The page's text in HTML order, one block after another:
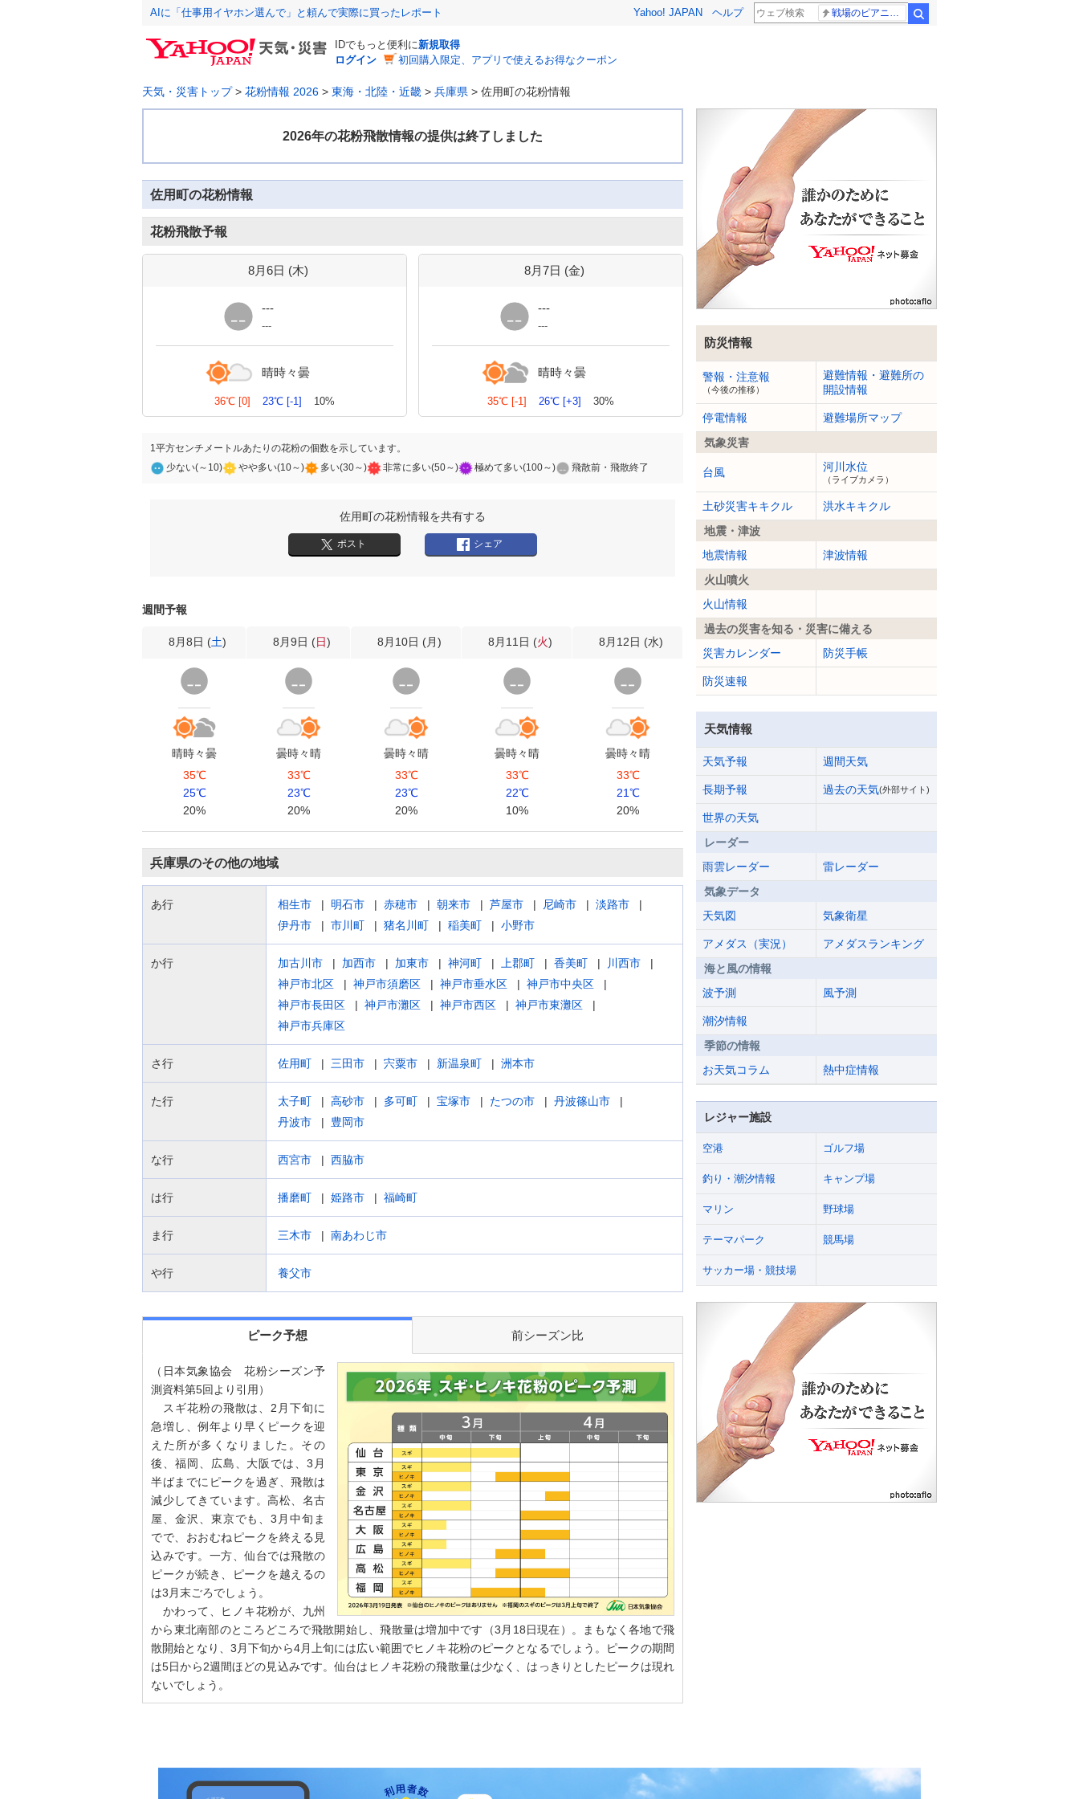
AIに「仕事用イヤホン選んで」と頼んで実際に買ったレポート Yahoo! JAPAN ヘルプ
IDでもっと便利に新規取得
ログイン
初回購入限定、アプリで使えるお得なクーポン
天気・災害トップ> 花粉情報 2026 > 東海・北陸・近畿 > 兵庫県 > 佐用町の花粉情報
佐用町の花粉情報
花粉飛散予報
8月6日 (木)
---
---
晴時々曇
36℃ [0] 23℃ [-1] 10%
8月7日 (金)
---
---
晴時々曇
35℃ [-1] 26℃ [+3] 30%
1平方センチメートルあたりの花粉の個数を示しています。
少ない(～10)
やや多い(10～) 多い(30～) 非常に多い(50～) 極めて多い(100～) 飛散前・飛散終了
佐用町の花粉情報を共有する
ポスト シェア
週間予報
8月8日 (土)
晴時々曇
35℃
25℃
20%
8月9日 (日)
曇時々晴
33℃
23℃
20%
8月10日 (月)
曇時々晴
33℃
23℃
20%
8月11日 (火)
曇時々晴
33℃
22℃
10%
8月12日 (水)
曇時々晴
33℃
21℃
20%
兵庫県のその他の地域
あ行 相生市 明石市 赤穂市 朝来市 芦屋市 尼崎市
淡路市
伊丹市
市川町 猪名川町 稲美町 小野市
か行 加古川市 加西市 加東市 神河町 上郡町 香美町
川西市
神戸市北区
神戸市須磨区 神戸市垂水区
神戸市中央区
神戸市長田区
神戸市灘区 神戸市西区
神戸市東灘区
神戸市兵庫区
さ行 佐用町 三田市 宍粟市 新温泉町 洲本市
た行 太子町 高砂市 多可町 宝塚市 たつの市
丹波篠山市
丹波市
豊岡市
な行 西宮市 西脇市
は行 播磨町 姫路市 福崎町
ま行 三木市 南あわじ市
や行 養父市
ピーク予想 前シーズン比
（日本気象協会 花粉シーズン予
測資料第5回より引用）
スギ花粉の飛散は、2月下旬に
急増し、例年より早くピークを迎
えた所が多くなりました。その
後、福岡、広島、大阪では、3月
半ばまでにピークを過ぎ、飛散は
減少してきています。高松、名古
屋、金沢、東京でも、3月中旬ま
でで、おおむねピークを終える見
込みです。一方、仙台では飛散の
ピークが続き、ピークを越えるの
は3月末ごろでしょう。
かわって、ヒノキ花粉が、九州
から東北南部のところどころで飛散開始し、飛散量は増加中です（3月18日現在）。まもなく各地で飛
散開始となり、3月下旬から4月上旬には広い範囲でヒノキ花粉のピークとなるでしょう。ピークの期間
は5日から2週間ほどの見込みです。仙台はヒノキ花粉の飛散量は少なく、はっきりとしたピークは現れ
ないでしょう。
防災情報
警報・注意報
（今後の推移）
避難情報・避難所の
開設情報
停電情報
避難場所マップ
気象災害
台風 河川水位
（ライブカメラ）
土砂災害キキクル
洪水キキクル
地震・津波
地震情報
津波情報
火山噴火
火山情報
過去の災害を知る・災害に備える
災害カレンダー
防災手帳
防災速報
天気情報
天気予報 週間天気
長期予報 過去の天気(外部サイト)
世界の天気
レーダー
雨雲レーダー
雷レーダー
気象データ
天気図
気象衛星
アメダス（実況）
アメダスランキング
海と風の情報
波予測
風予測
潮汐情報
季節の情報
お天気コラム
熱中症情報
レジャー施設
空港 ゴルフ場
釣り・潮汐情報 キャンプ場
マリン 野球場
テーマパーク 競馬場
サッカー場・競技場